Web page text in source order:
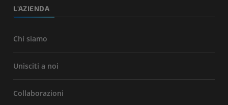
L'AZIENDA
Chi siamo
Unisciti a noi
Collaborazioni